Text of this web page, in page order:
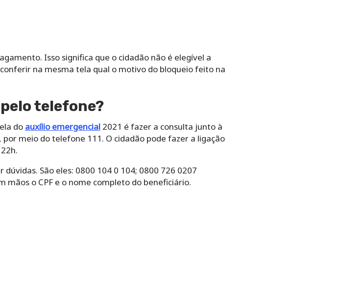
Isso significa que o cidadão não é elegível a
na mesma tela qual o motivo do bloqueio feito na
telefone?
do auxílio emergencial2021 é fazer a consulta junto à
meio do telefone 111. O cidadão pode fazer a ligação
São eles: 0800 104 0 104; 0800 726 0207
mãos o CPF e o nome completo do beneficiário.